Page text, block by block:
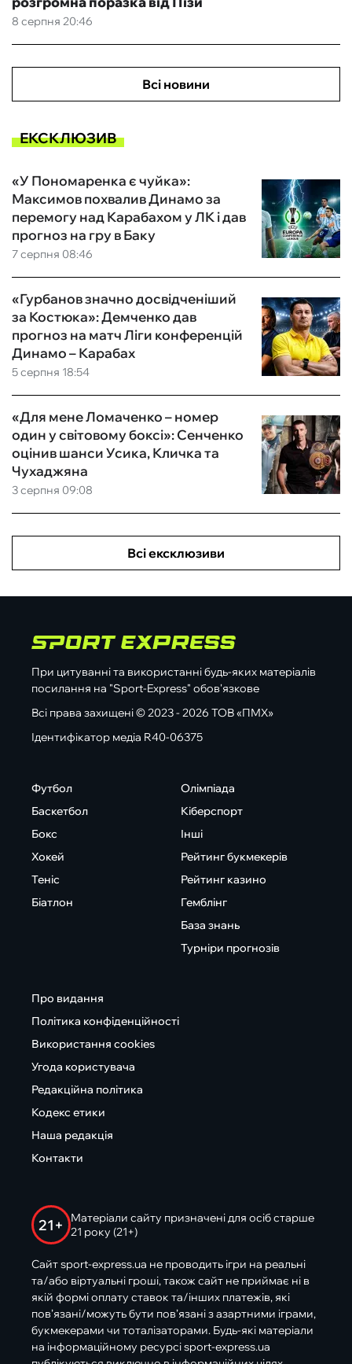
8 серпня 20:46
Всі новини
ЕКСКЛЮЗИВ
7 серпня 08:46
«У Пономаренка є чуйка»:
Максимов похвалив Динамо за
перемогу над Карабахом у ЛК і дав
прогноз на гру в Баку
5 серпня 18:54
«Гурбанов значно досвідченіший
за Костюка»: Демченко дав
прогноз на матч Ліги конференцій
Динамо – Карабах
3 серпня 09:08
«Для мене Ломаченко – номер
один у світовому боксі»: Сенченко
оцінив шанси Усика, Кличка та
Чухаджяна
Всі ексклюзиви
При цитуванні та використанні будь-яких матеріалів
посилання на "Sport-Express" обов'язкове
Всі права захищені © 2023 - 2026 ТОВ «ПМХ»
Ідентифікатор медіа R40-06375
Футбол
Баскетбол
Бокс
Хокей
Теніс
Біатлон
Олімпіада
Кіберспорт
Інші
Рейтинг букмекерів
Рейтинг казино
Гемблінг
База знань
Турніри прогнозів
Про видання
Політика конфіденційності
Використання cookies
Угода користувача
Редакційна політика
Кодекс етики
Наша редакція
Контакти
21+
Матеріали сайту призначені для осіб старше
21 року (21+)
Сайт sport-express.ua не проводить ігри на реальні
та/або віртуальні гроші, також сайт не приймає ні в
якій формі оплату ставок та/інших платежів, які
пов’язані/можуть бути пов’язані з азартними іграми,
букмекерами чи тоталізаторами. Будь-які матеріали
на інформаційному ресурсі sport-express.ua